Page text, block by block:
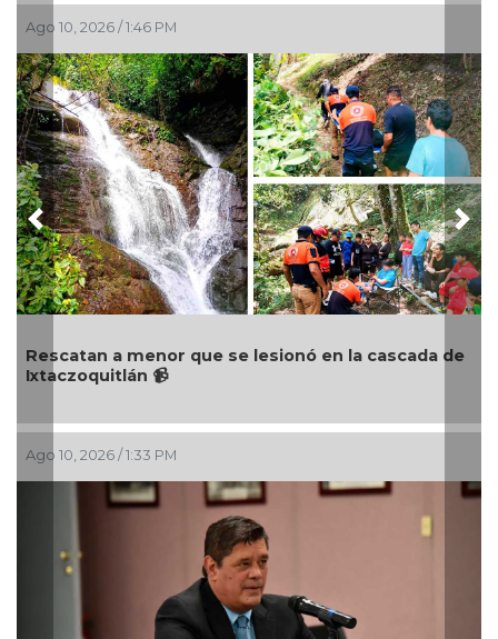
2026 / 1:46 PM
a menor que se lesionó en la cascada de
📹
2026 / 1:33 PM
Previous